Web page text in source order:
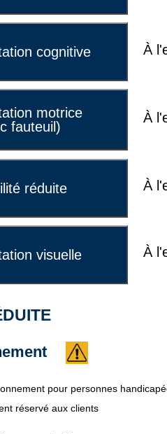
cognitive À
motrice
fauteuil)
À
réduite À
visuelle À
pour personnes
réservé aux clients